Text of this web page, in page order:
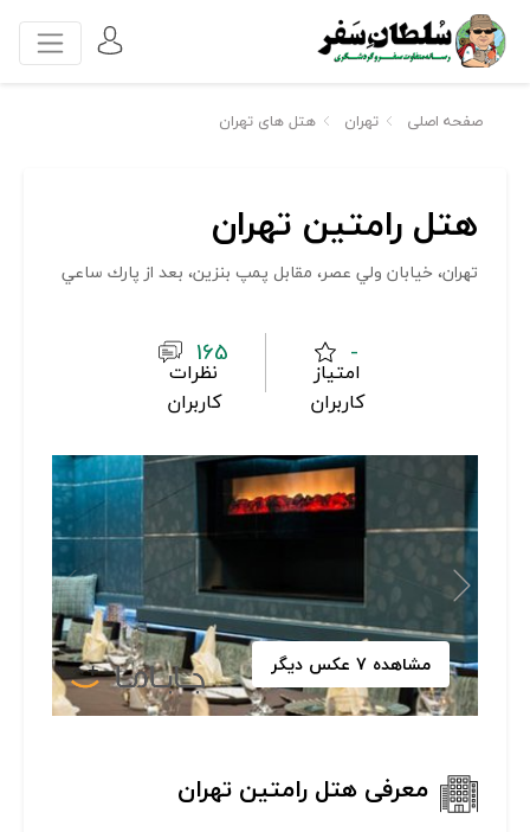
صفحه اصلی تهران هتل های تهران
هتل رامتین تهران
تهران، خيابان ولي عصر، مقابل پمپ بنزين، بعد از پارك ساعي
-
امتیاز
کاربران
165
نظرات
کاربران
مشاهده 7 عکس دیگر
معرفی هتل رامتین تهران